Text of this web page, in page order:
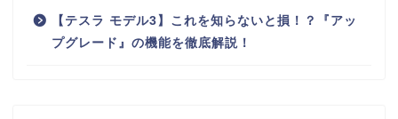
【テスラ モデル3】これを知らないと損！？『アッ
プグレード』の機能を徹底解説！